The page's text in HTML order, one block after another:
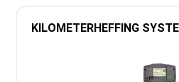
KILOMETERHEFFING